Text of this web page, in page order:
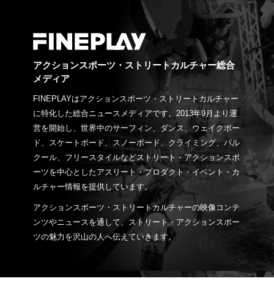
アクションスポーツ・ストリートカルチャー総合
メディア
FINEPLAYはアクションスポーツ・ストリートカルチャー
に特化した総合ニュースメディアです。2013年9月より運
営を開始し、世界中のサーフィン、ダンス、ウェイクボー
ド、スケートボード、スノーボード、クライミング、パル
クール、フリースタイルなどストリート・アクションスポ
ーツを中心としたアスリート・プロダクト・イベント・カ
ルチャー情報を提供しています。
アクションスポーツ・ストリートカルチャーの映像コンテ
ンツやニュースを通して、ストリート・アクションスポー
ツの魅力を沢山の人へ伝えていきます。